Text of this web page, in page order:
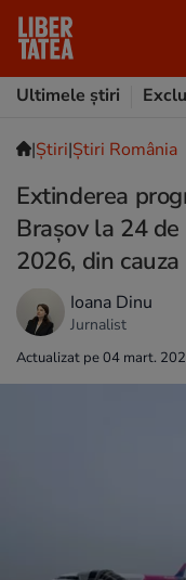
Ultimele știri
|Ştiri|Știri România
Extinderea
Brașov la 24
2026, din
Ioana Dinu
Jurnalist
Actualizat pe 04 mart.